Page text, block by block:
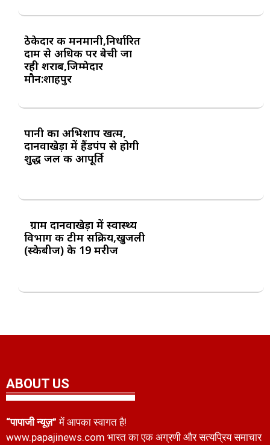
ठेकेदार की मनमानी,निर्धारित
दाम से अधिक पर बेची जा
रही शराब,जिम्मेदार
मौन:शाहपुर
पानी का अभिशाप खत्म,
दानवाखेड़ा में हैंडपंप से होगी
शुद्ध जल की आपूर्ति
ग्राम दानवाखेड़ा में स्वास्थ्य
विभाग की टीम सक्रिय,खुजली
(स्केबीज) के 19 मरीज
ABOUT US
“पापाजी न्यूज़” में आपका स्वागत है!
www.papajinews.com भारत का एक अग्रणी और सत्यप्रिय समाचार